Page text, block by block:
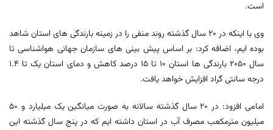
است.
وی با اینکه در ۲۰ سال گذشته روند منفی را در زمینه بارندگی های استان شاهد
بوده ایم، اضافه کرد: بر اساس پیش بینی های سازمان جهانی هواشناسی تا
سال ۲۰۵۰ بارندگی ها استان ۱۰ تا ۱۵ درصد کاهش و دمای استان یک تا ۱.۴
درجه سانتی گراد افزایش خواهد یافت.
امامی افزود: در ۲۰ سال گذشته سالانه به صورت میانگین یک میلیارد و ۵۰
میلیون مترمکعب مصرف آب در استان داشته ایم که در پنج سال گذشته این